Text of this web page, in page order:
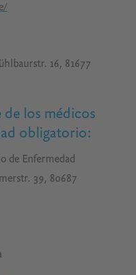
16, 81677
los médicos
obligatorio:
de Enfermedad
39, 80687